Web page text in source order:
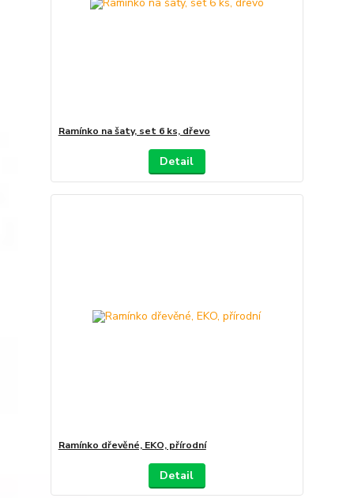
Ramínko na šaty, set 6 ks, dřevo
Detail
Ramínko dřevěné, EKO, přírodní
Detail